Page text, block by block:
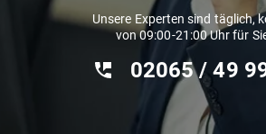
Unsere Experten sind täglich,
von 09:00-21:00 Uhr für
02065 / 49